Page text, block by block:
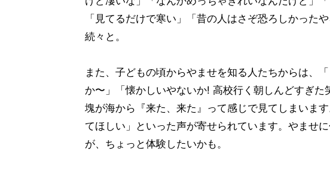
「見てるだけで寒い」「昔の人はさぞ恐ろしかった
続々と。
また、子どもの頃からやませを知る人たちからは、
か〜」「懐かしいやないか! 高校行く朝しんどすぎ
塊が海から『来た、来た』って感じで見てしまいま
てほしい」といった声が寄せられています。やませ
が、ちょっと体験したいかも。